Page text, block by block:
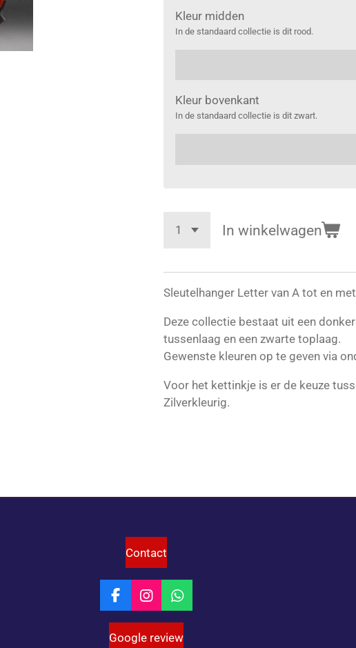
Kleur midden
In de standaard collectie is dit rood.
Kleur bovenkant
In de standaard collectie is dit zwart.
In winkelwagen
Sleutelhanger Letter van A tot en
Deze collectie bestaat uit een
tussenlaag en een zwarte toplaag.
Gewenste kleuren op te geven via
Voor het kettinkje is er de keuze
Zilverkleurig.
Contact
F
a
e
I
n
t
W
h
t
Google review